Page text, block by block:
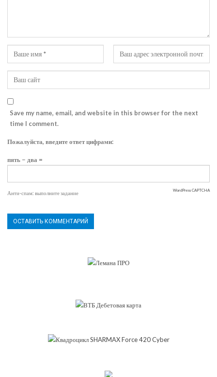
Save my name, email, and website in this browser for the next
time I comment.
Пожалуйста, введите ответ цифрами:
пять − два =
Анти-спам: выполните задание WordPress CAPTCHA